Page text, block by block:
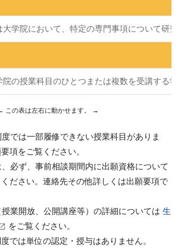
学院において、特定の専門事項について研
の授業科目のひとつまたは複数を受講する
では一部履修できない授業科目がありま
項をご覧ください。
必ず、事前相談期間内に出願資格について
ださい。連絡先その他詳しくは出願要項で
業開放、公開講座等）の詳細については 生
をご覧ください。
では単位の認定・授与はありません。